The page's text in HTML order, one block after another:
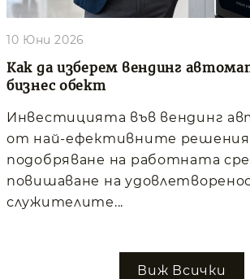
Как да изберем вендинг
бизнес обект
10 Юни 2026
Инвестицията във вендинг
от най-ефективните решения
подобряване на работната
повишаване на
служителите...
Виж Всички